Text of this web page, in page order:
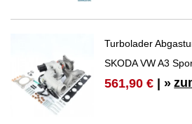
Turbolader
SKODA VW A3
561,90 € | »